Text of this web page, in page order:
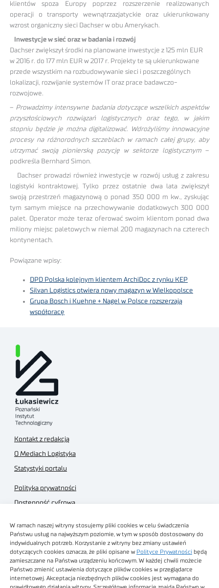
W ramach naszej witryny stosujemy pliki cookies w celu świadczenia
Państwu usług na najwyższym poziomie, w tym w sposób dostosowany do
indywidualnych potrzeb. Korzystanie z witryny bez zmiany ustawień
dotyczących cookies oznacza, że pliki opisane w Polityce Prywatności będą
zamieszczane na Państwa urządzeniu końcowym. W każdej chwili możecie
Państwo zmienić ustawienia dotyczące plików cookies w przeglądarce
internetowej. Akceptacja niezbędnych plików cookies jest wymagana do
klientów spoza Europy poprzez rozszerzenie realizowanych
operacji o transporty wewnątrzazjatyckie oraz ukierunkowany
wzrost organiczny sieci Dachser w obu Amerykach.
Inwestycje w sieć oraz w badania i rozwój
Dachser zwiększył środki na planowane inwestycje z 125 mln EUR
w 2016 r. do 177 mln EUR w 2017 r. Projekty te są ukierunkowane
przede wszystkim na rozbudowywanie sieci i poszczególnych
lokalizacji, rozwijanie systemów IT oraz prace badawczo-
rozwojowe.
– Prowadzimy intensywne badania dotyczące wszelkich aspektów
przyszłościowych rozwiązań logistycznych oraz tego, w jakim
stopniu będzie je można digitalizować. Wdrożyliśmy innowacyjne
procesy na różnorodnych szczeblach w ramach całej grupy, aby
utrzymać swoją pionierską pozycję w sektorze logistycznym –
podkreśla Bernhard Simon.
Dachser prowadzi również inwestycje w rozwój usług z zakresu
logistyki kontraktowej. Tylko przez ostatnie dwa lata zwiększył
swoją przestrzeń magazynową o ponad 350 000 m kw., zyskując
tym samym miejsce na przechowywanie dodatkowych 300 000
palet. Operator może teraz oferować swoim klientom ponad dwa
miliony miejsc paletowych w niemal 200 magazynach na czterech
kontynentach.
Powiązane wpisy:
DPD Polska kolejnym klientem ArchiDoc z rynku KEP
Silvan Logistics otwiera nowy magazyn w Wielkopolsce
Grupa Bosch i Kuehne + Nagel w Polsce rozszerzają
współpracę
Kontakt z redakcją
O Mediach Logistyka
Statystyki portalu
Polityka prywatności
Dostępność cyfrowa
Regulamin sklepu
Obrazy stockowe